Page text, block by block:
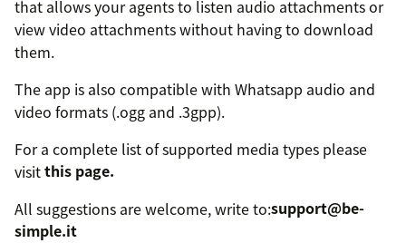
that allows your agents to listen audio attachments or
view video attachments without having to download
them.
The app is also compatible with Whatsapp audio and
video formats (.ogg and .3gpp).
For a complete list of supported media types please
visitthis page.
All suggestions are welcome, write to:support@be-
simple.it